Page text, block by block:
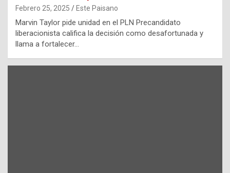
Febrero 25, 2025 Este Paisano
Marvin Taylor pide unidad en el PLN Precandidato
liberacionista califica la decisión como desafortunada y
llama a fortalecer…